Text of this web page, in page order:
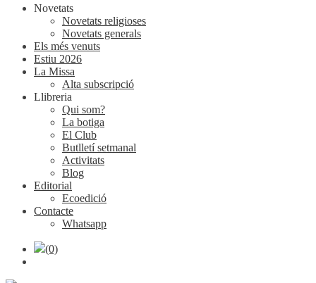
Novetats
Novetats religioses
Novetats generals
Els més venuts
Estiu 2026
La Missa
Alta subscripció
Llibreria
Qui som?
La botiga
El Club
Butlletí setmanal
Activitats
Blog
Editorial
Ecoedició
Contacte
Whatsapp
(0)